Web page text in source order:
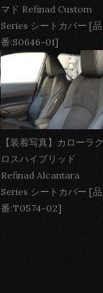
マド Refinad Custom
Series シートカバー [品
番:S0646-01]
【装着写真】カローラク
ロスハイブリッド
Refinad Alcantara
Series シートカバー [品
番:T0574-02]